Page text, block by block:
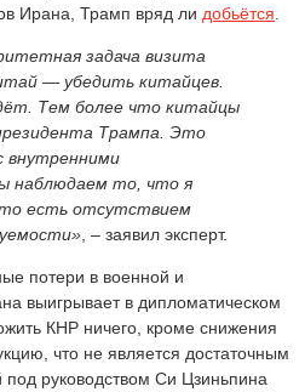
Ирана, Трамп вряд ли добьётся
задача визита
— убедить китайцев.
Тем более что китайцы
Трампа. Это
внутренними
наблюдаем то, что я
есть отсутствием
, – заявил эксперт.
потери в военной и
выигрывает в дипломатическом
КНР ничего, кроме снижения
что не является достаточным
руководством Си Цзиньпина